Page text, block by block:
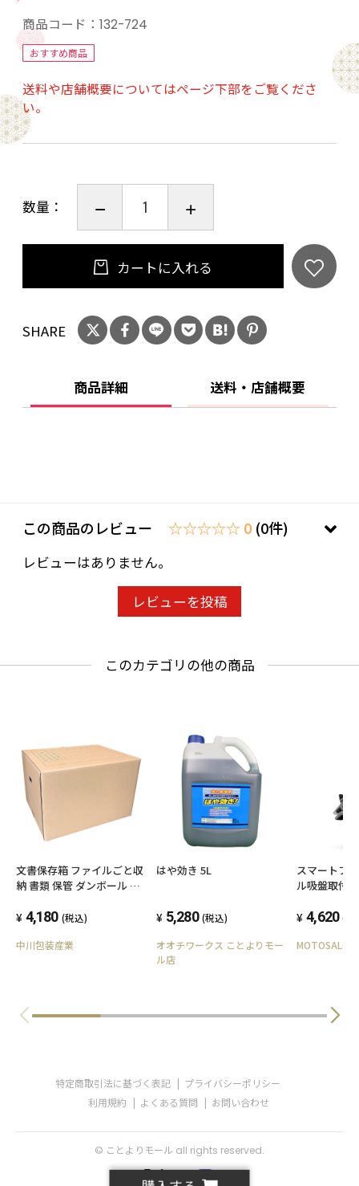
商品コード： 132-724
おすすめ商品
送料や店舗概要についてはページ下部をご覧くださ
い。
数量：
カートに入れる
SHARE
商品詳細 送料・店舗概要
この商品のレビュー ☆☆☆☆☆ 0 (0件)
レビューはありません。
レビューを投稿
このカテゴリの他の商品
文書保存箱 ファイルごと収
納 書類 保管 ダンボール 茶
10枚セット 保存 保管 ファ
本製 013-010
4,180 (税込)
中川包装産業
はや効き 5L
5,280 (税込)
オオチワークス ことよりモー
ル店
スマートフ
ル吸盤取付
MAG PRO
4,620 (税
MOTOSALON
特定商取引法に基づく表記
プライバシーポリシー
利用規約
よくある質問 お問い合わせ
© ことよりモール all rights reserved.